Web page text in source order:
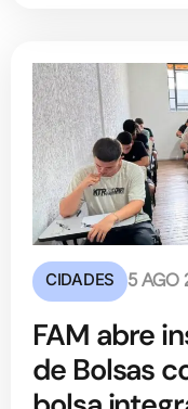
CIDADES 5 AGO
FAM abre
de Bolsas